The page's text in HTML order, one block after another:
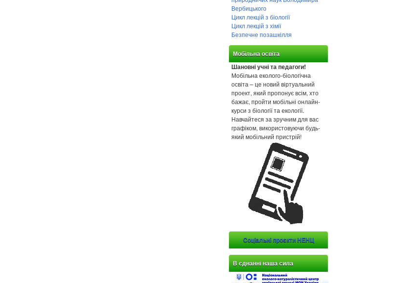
Вербицького
Цикл лекцій з біології
Цикл лекцій з хімії
Безпечне позашкілля
Мобільна освіта
Шановні учні та педагоги!
Мобільна еколого-біологічна
освіта – це новий віртуальний
проект, який пропонує всім, хто
бажає, пройти мобільні онлайн-
курси з біології та екології.
Навчайтеся за зручним для вас
графіком, використовуючи будь-
який мобільний пристрій!
Соціальні проєкти НЕНЦ
В єднанні наша сила